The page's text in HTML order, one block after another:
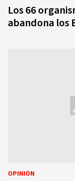
Los 66
abandona los
OPINIÓN